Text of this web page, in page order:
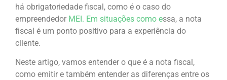
há obrigatoriedade fiscal, como é o caso do
empreendedor MEI. Em situações como essa, a nota
fiscal é um ponto positivo para a experiência do
cliente.
Neste artigo, vamos entender o que é a nota fiscal,
como emitir e também entender as diferenças entre os